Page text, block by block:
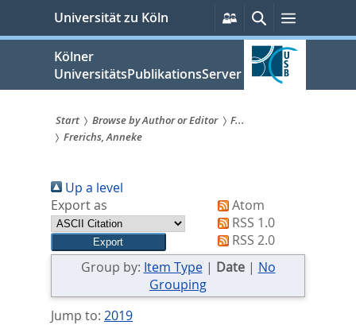
springen
Universität zu Köln
Persönliche
Services
SucheMenü
Kölner
UniversitätsPublikationsServer
Sie
sind
hier:
Start Browse by Author or Editor
F...
Frerichs, Anneke
Up a level
Export as
Atom
RSS 1.0
RSS 2.0
Group by: Item Type| Date| No
Grouping
Jump to: 2019